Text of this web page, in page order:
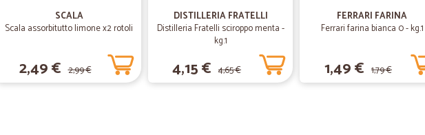
Veramente bravi
Spedizione veloce, articoli ben confezionati. Ricevuto anche
—Franco B.
SCALA
Scala assorbitutto limone x2 rotoli
2,49 € 2,99 €
DISTILLERIA FRATELLI
Distilleria Fratelli sciroppo menta -
kg.1
4,15 € 4,65 €
FERRARI FARINA
Ferrari farina bianca 0 - kg.1
1,49 € 1,79 €